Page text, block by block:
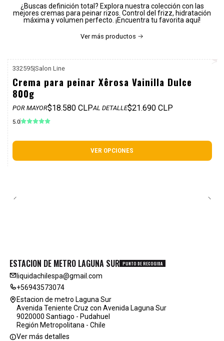
¿Buscas definición total? Explora nuestra colección con las
mejores cremas para peinar rizos. Control del frizz, hidratación
máxima y volumen perfecto. ¡Encuentra tu favorita aquí!
Ver más productos
332595|Salon Line
Crema para peinar Xêrosa Vainilla Dulce
800g
POR MAYOR$18.580 CLPAL DETALLE$21.690 CLP
5.0
VER OPCIONES
ESTACION DE METRO LAGUNA SUR PUNTO DE RECOGIDA
liquidachilespa@gmail.com
+56943573074
Estacion de metro Laguna Sur
Avenida Teniente Cruz con Avenida Laguna Sur
9020000 Santiago - Pudahuel
Región Metropolitana - Chile
Ver más detalles